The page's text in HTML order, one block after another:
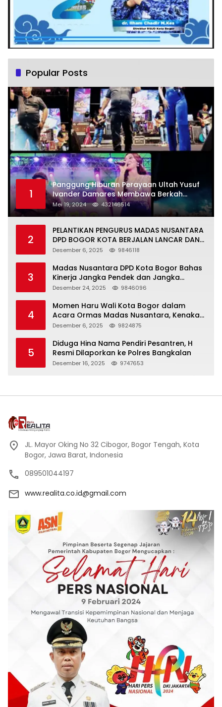
Popular Posts
1
Panggung Hiburan Perayaan Ultah Yusuf
Ivander Damares Membawa Berkah
Warga Kejapanan
Mei 19, 2024 432146514
2
PELANTIKAN PENGURUS MADAS NUSANTARA
DPD BOGOR KOTA BERJALAN LANCAR DAN
KHIDMAT
Desember 6, 2025 9846118
3
Madas Nusantara DPD Kota Bogor Bahas
Kinerja Jangka Pendek dan Jangka
Panjang
Desember 24, 2025 9846096
4
Momen Haru Wali Kota Bogor dalam
Acara Ormas Madas Nusantara, Kenakan
Peci Hitam Tinggi sebagai Simbol
Desember 6, 2025 9824875
5
Diduga Hina Nama Pendiri Pesantren, H
Resmi Dilaporkan ke Polres Bangkalan
Desember 16, 2025 9747653
JL. Mayor Oking No 32 Cibogor, Bogor Tengah, Kota
Bogor, Jawa Barat, Indonesia
089501044197
www.realita.co.id@gmail.com